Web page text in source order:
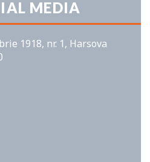
MEDIA
1918, nr. 1, Harsova